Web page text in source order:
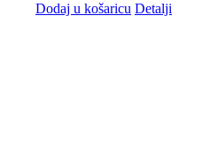
Dodaj u košaricu Detalji